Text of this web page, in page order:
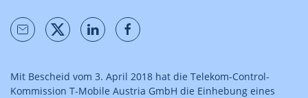
Mit Bescheid vom 3. April 2018 hat die Telekom-Control-
Kommission T-Mobile Austria GmbH die Einhebung eines